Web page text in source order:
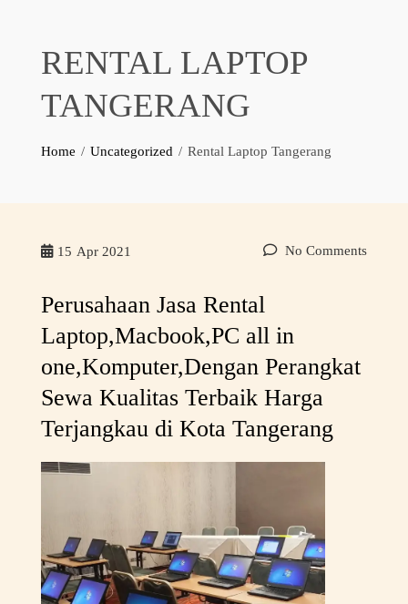
RENTAL LAPTOP
TANGERANG
Home Uncategorized Rental Laptop Tangerang
15 Apr 2021 No Comments
Perusahaan Jasa Rental
Laptop,Macbook,PC all in
one,Komputer,Dengan Perangkat
Sewa Kualitas Terbaik Harga
Terjangkau di Kota Tangerang